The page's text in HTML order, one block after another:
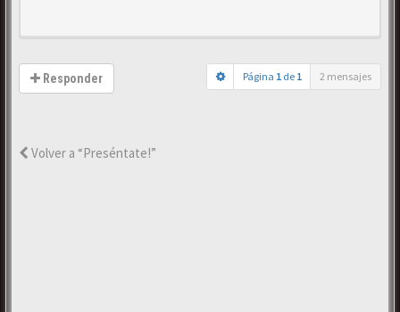
Responder Página 1 de 1 2 mensajes
Volver a “Preséntate!”